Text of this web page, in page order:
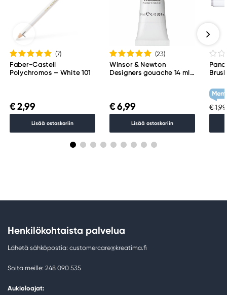
(7)
Faber-Castell
Polychromos – White 101
€ 2,99
Lisää ostoskoriin
(23)
Winsor & Newton
Designers gouache 14 ml
€ 6,99
Lisää ostoskoriin
WG1
€ 1,99
Henkilökohtaista palvelua
Lähetä sähköpostia: customercare@kreatima.fi
Soita meille: 248 090 535
Aukioloajat: